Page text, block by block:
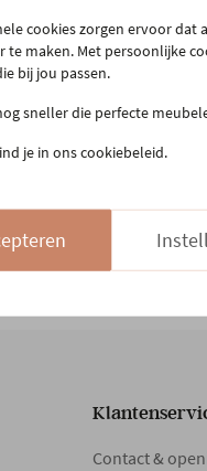
Binnen 8
Contact &
cookies zorgen ervoor dat
te maken. Met persoonlijke
bij jou passen.
sneller die perfecte
je in ons cookiebeleid.